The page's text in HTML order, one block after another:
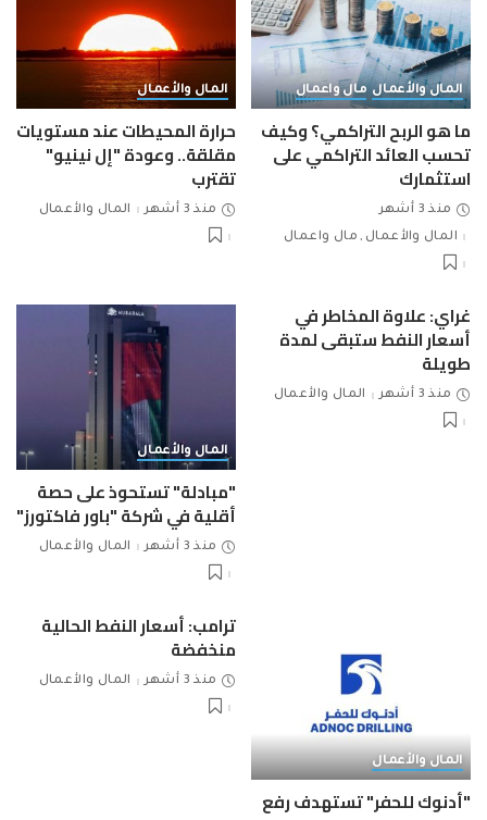
المال والأعمال مال واعمال
ما هو الربح التراكمي؟ وكيف
تحسب العائد التراكمي على
استثمارك
منذ 3 أشهر
المال والأعمال
مال واعمال
المال والأعمال
حرارة المحيطات عند مستويات
مقلقة.. وعودة "إل نينيو"
تقترب
منذ 3 أشهر المال والأعمال
غراي: علاوة المخاطر في
أسعار النفط ستبقى لمدة
طويلة
منذ 3 أشهر المال والأعمال
المال والأعمال
"مبادلة" تستحوذ على حصة
أقلية في شركة "باور فاكتورز"
منذ 3 أشهر المال والأعمال
المال والأعمال
"أدنوك للحفر" تستهدف رفع
ترامب: أسعار النفط الحالية
منخفضة
منذ 3 أشهر المال والأعمال